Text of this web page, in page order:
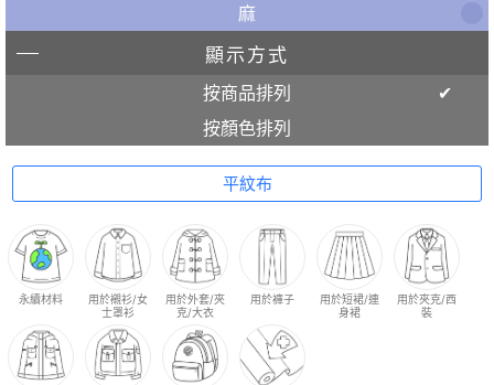
麻
顯示方式
按商品排列
按顏色排列
平紋布
永續材料
用於襯衫/女
士罩衫
用於外套/夾
克/大衣
用於褲子
用於短裙/連
身裙
用於夾克/西
裝